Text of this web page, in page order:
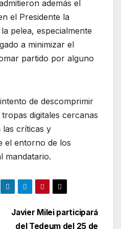
además el
el Presidente la
pelea, especialmente
a minimizar el
partido por alguno
de descomprimir
digitales cercanas
críticas y
el entorno de los
mandatario.
Javier Milei participará
del Tedeum del 25 de